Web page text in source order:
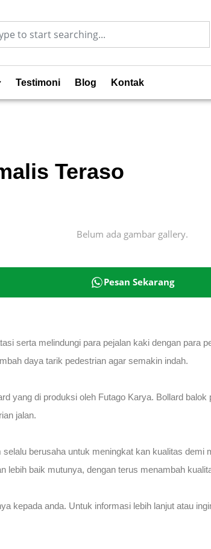
Testimoni Blog Kontak
Teraso
Belum ada gambar gallery.
Pesan Sekarang
serta melindungi para pejalan kaki dengan para
daya tarik pedestrian agar semakin indah.
yang di produksi oleh Futago Karya. Bollard
jalan.
berusaha untuk meningkat kan kualitas
lebih baik mutunya, dengan terus menambah
kepada anda. Untuk informasi lebih lanjut atau